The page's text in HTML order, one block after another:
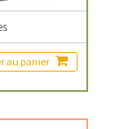
au panier